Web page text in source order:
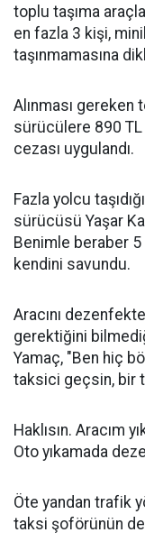
toplu taşıma
en fazla 3 kişi,
taşınmamasına
Alınması gereken
sürücülere 890 TL
cezası uygulandı.
Fazla yolcu
sürücüsü Yaşar
Benimle beraber 5
kendini savundu.
Aracını
gerektiğini
Yamaç, "Ben hiç
taksici geçsin, bir
Haklısın. Aracım
Oto yıkamada
Öte yandan trafik
taksi şoförünün de